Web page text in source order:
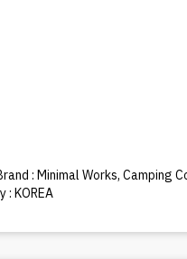
: Minimal Works,Camping
: KOREA